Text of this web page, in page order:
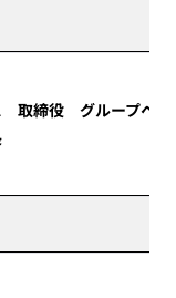
取締役 グループヘル